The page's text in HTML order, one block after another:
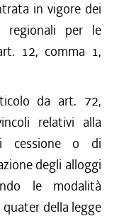
in vigore dei
regionali per le
12, comma 1,
da art. 72,
relativi alla
cessione o di
degli alloggi
le modalità
della legge